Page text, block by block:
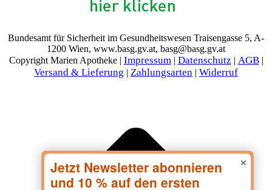
Bundesamt für Sicherheit im Gesundheitswesen Traisengasse 5, A-
1200 Wien, www.basg.gv.at, basg@basg.gv.at
Copyright Marien Apotheke | Impressum| Datenschutz | AGB|
Versand & Lieferung | Zahlungsarten | Widerruf
×